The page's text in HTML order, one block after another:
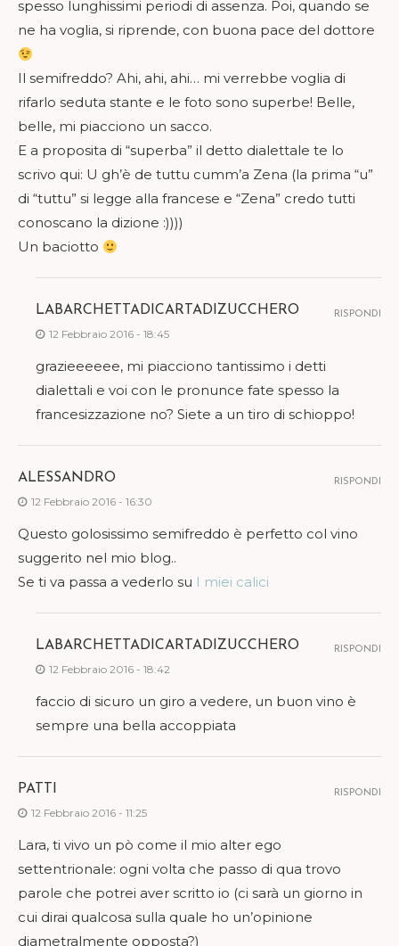
spesso lunghissimi periodi di assenza. Poi, quando se
ne ha voglia, si riprende, con buona pace del dottore
Il semifreddo? Ahi, ahi, ahi… mi verrebbe voglia di
rifarlo seduta stante e le foto sono superbe! Belle,
belle, mi piacciono un sacco.
E a proposita di “superba” il detto dialettale te lo
scrivo qui: U gh’è de tuttu cumm’a Zena (la prima “u”
di “tuttu” si legge alla francese e “Zena” credo tutti
conoscano la dizione :))))
Un baciotto
LABARCHETTADICARTADIZUCCHERO
12 Febbraio 2016 - 18:45
grazieeeeee, mi piacciono tantissimo i detti
dialettali e voi con le pronunce fate spesso la
francesizzazione no? Siete a un tiro di schioppo!
RISPONDI
ALESSANDRO
12 Febbraio 2016 - 16:30
Questo golosissimo semifreddo è perfetto col vino
suggerito nel mio blog..
Se ti va passa a vederlo su I miei calici
RISPONDI
LABARCHETTADICARTADIZUCCHERO
12 Febbraio 2016 - 18:42
faccio di sicuro un giro a vedere, un buon vino è
sempre una bella accoppiata
RISPONDI
PATTI
12 Febbraio 2016 - 11:25
Lara, ti vivo un pò come il mio alter ego
settentrionale: ogni volta che passo di qua trovo
parole che potrei aver scritto io (ci sarà un giorno in
cui dirai qualcosa sulla quale ho un’opinione
diametralmente opposta?)
RISPONDI